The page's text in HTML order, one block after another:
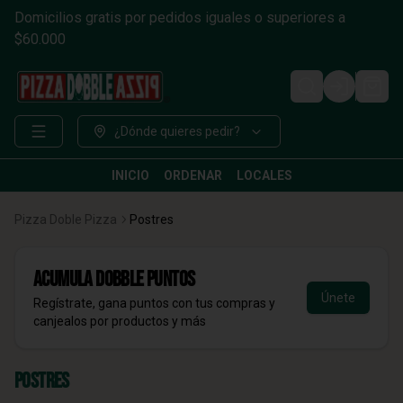
Domicilios gratis por pedidos iguales o superiores a
$60.000
Login
¿Dónde quieres pedir?
INICIO ORDENAR LOCALES
Pizza Doble Pizza Postres
AcumulaDOBBLE Puntos
Regístrate, gana puntos con tus compras y
canjealos por productos y más
Únete
Postres